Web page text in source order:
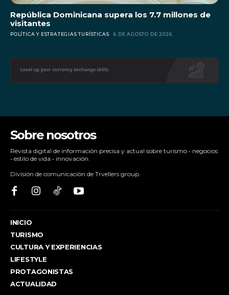
República Dominicana supera los 7.7 millones de
visitantes
POLÍTICA Y ESTRATEGIAS TURÍSTICAS 6 DE AGOSTO DE 2026
Sobre nosotros
Revista digital de información precisa y actual sobre turismo • negocios
• estilo de vida • innovación.
División de comunicación de Trvellers group.
INICIO
TURISMO
CULTURA Y EXPERIENCIAS
LIFESTYLE
PROTAGONISTAS
ACTUALIDAD